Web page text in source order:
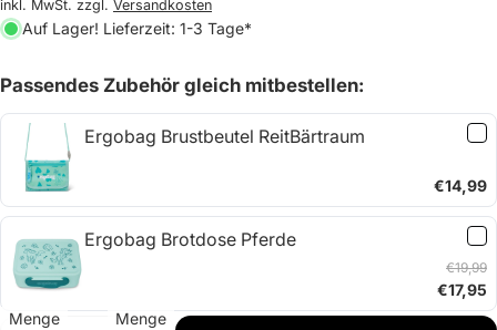
inkl. MwSt. zzgl. Versandkosten
Auf Lager! Lieferzeit: 1-3 Tage*
Passendes Zubehör gleich mitbestellen:
Ergobag Brustbeutel ReitBärtraum
€14,99
Ergobag Brotdose Pferde
€19,99
€17,95
Menge
Menge